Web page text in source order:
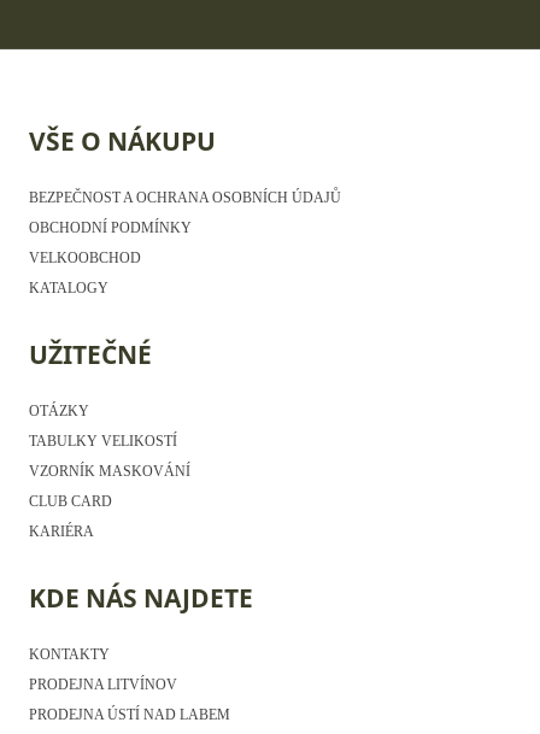
VŠE O NÁKUPU
BEZPEČNOST A OCHRANA OSOBNÍCH ÚDAJŮ
OBCHODNÍ PODMÍNKY
VELKOOBCHOD
KATALOGY
UŽITEČNÉ
OTÁZKY
TABULKY VELIKOSTÍ
VZORNÍK MASKOVÁNÍ
CLUB CARD
KARIÉRA
KDE NÁS NAJDETE
KONTAKTY
PRODEJNA LITVÍNOV
PRODEJNA ÚSTÍ NAD LABEM